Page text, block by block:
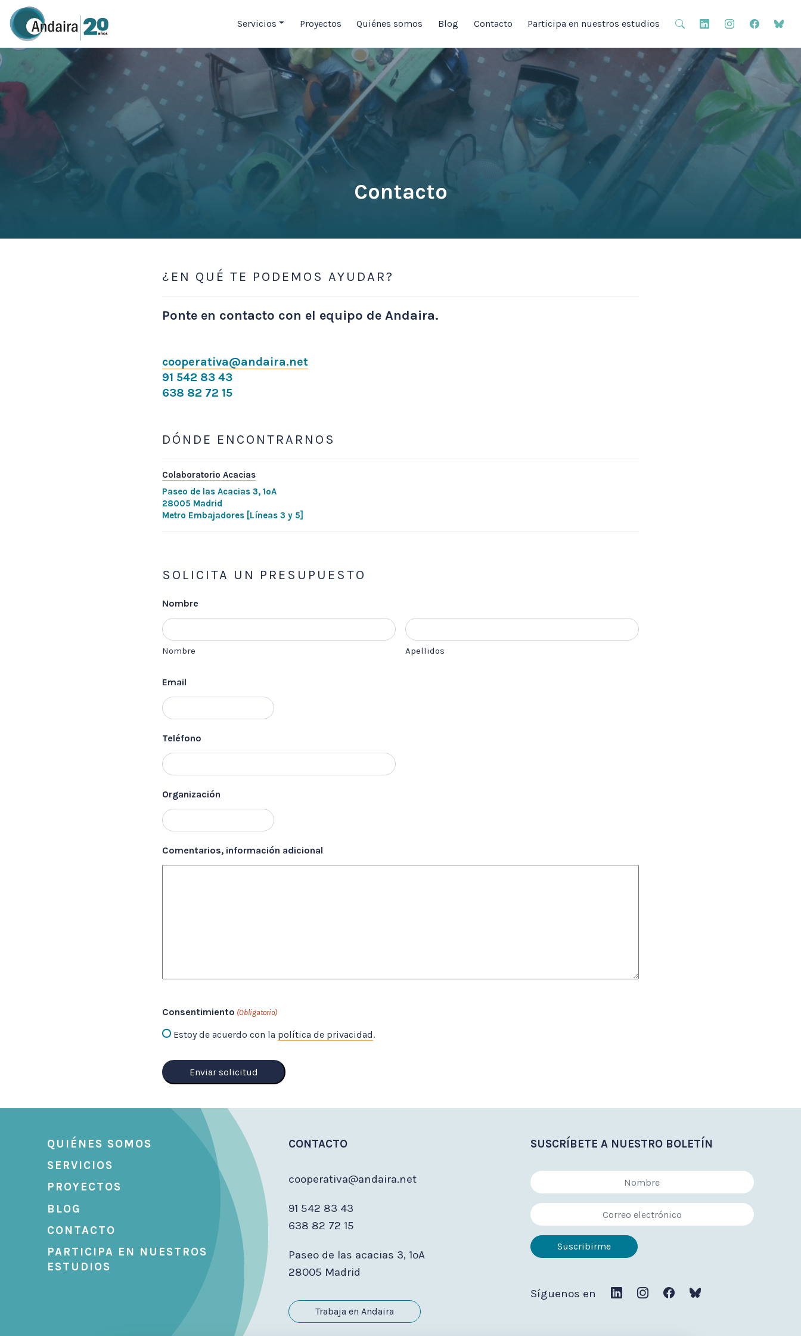
Servicios Proyectos Quiénes somos Blog Contacto Participa en nuestros estudios
Contacto
¿EN QUÉ TE PODEMOS AYUDAR?
Ponte en contacto con el equipo de Andaira.
cooperativa@andaira.net
91 542 83 43
638 82 72 15
DÓNDE ENCONTRARNOS
Colaboratorio Acacias
Paseo de las Acacias 3, 1ºA
28005 Madrid
Metro Embajadores [Líneas 3 y 5]
SOLICITA UN PRESUPUESTO
Nombre
Nombre Apellidos
Email
Teléfono
Organización
Comentarios, información adicional
Consentimiento (Obligatorio)
Estoy de acuerdo con la política de privacidad.
QUIÉNES SOMOS
SERVICIOS
PROYECTOS
BLOG
CONTACTO
PARTICIPA EN NUESTROS
ESTUDIOS
CONTACTO
cooperativa@andaira.net
91 542 83 43
638 82 72 15
Paseo de las acacias 3, 1ºA
28005 Madrid
Trabaja en Andaira
SUSCRÍBETE A NUESTRO BOLETÍN
Síguenos en